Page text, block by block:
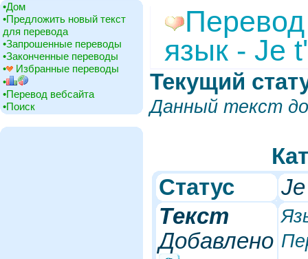
•‎Дом
•‎Предложить новый текст
для перевода
•‎Запрошенные переводы
•‎Законченные переводы
•‎
Избранные переводы
•‎
•‎Перевод вебсайта
•‎Поиск
язык - Je
Текущий
Данный текст
Статус
Tекст
Добавлено